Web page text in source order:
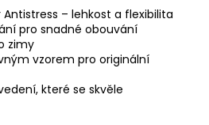
– lehkost a flexibilita
pro snadné obouvání
zimy
vzorem pro originální
které se skvěle